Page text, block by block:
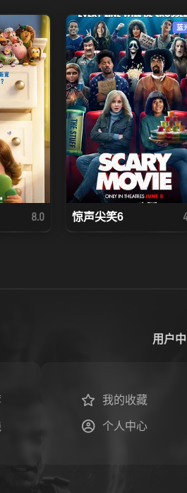
8.0
蓝
惊声尖笑6
用户
我的收藏
个人中心